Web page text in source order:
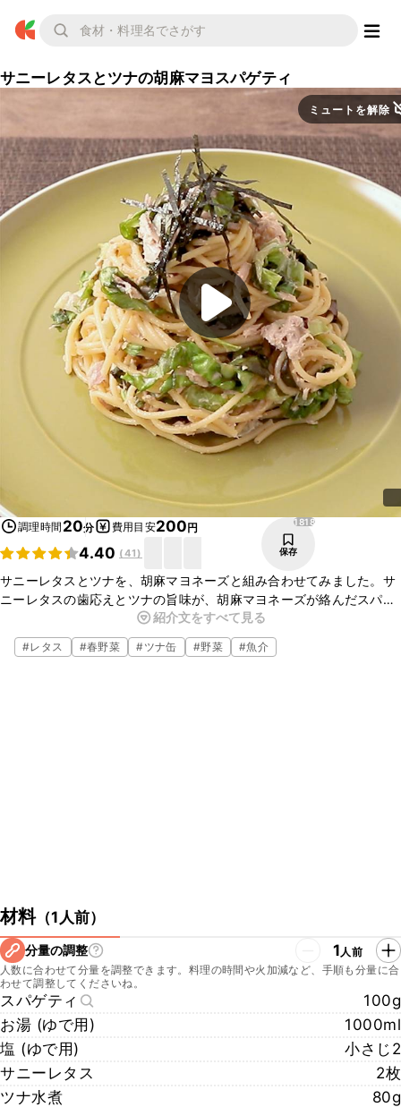
サニーレタスとツナの胡麻マヨスパゲティ
ミュートを解除
調理時間 20分 費用目安200円
4.40 (41)
1818
保存
サニーレタスとツナを、胡麻マヨネーズと組み合わせてみました。サ
ニーレタスの歯応えとツナの旨味が、胡麻マヨネーズが絡んだスパゲ
ティとよく合います。お好みの野菜を入れるとアレンジが広がりま
す。ぜひお試しくださいね。
紹介文をすべて見る
#レタス #春野菜 #ツナ缶 #野菜 #魚介
材料（1人前）
分量の調整 1人前
人数に合わせて分量を調整できます。料理の時間や火加減など、手順も分量に合
わせて調整してくださいね。
スパゲティ
100g
お湯 (ゆで用)
1000ml
塩 (ゆで用)
小さじ2
サニーレタス
2枚
ツナ水煮
80g